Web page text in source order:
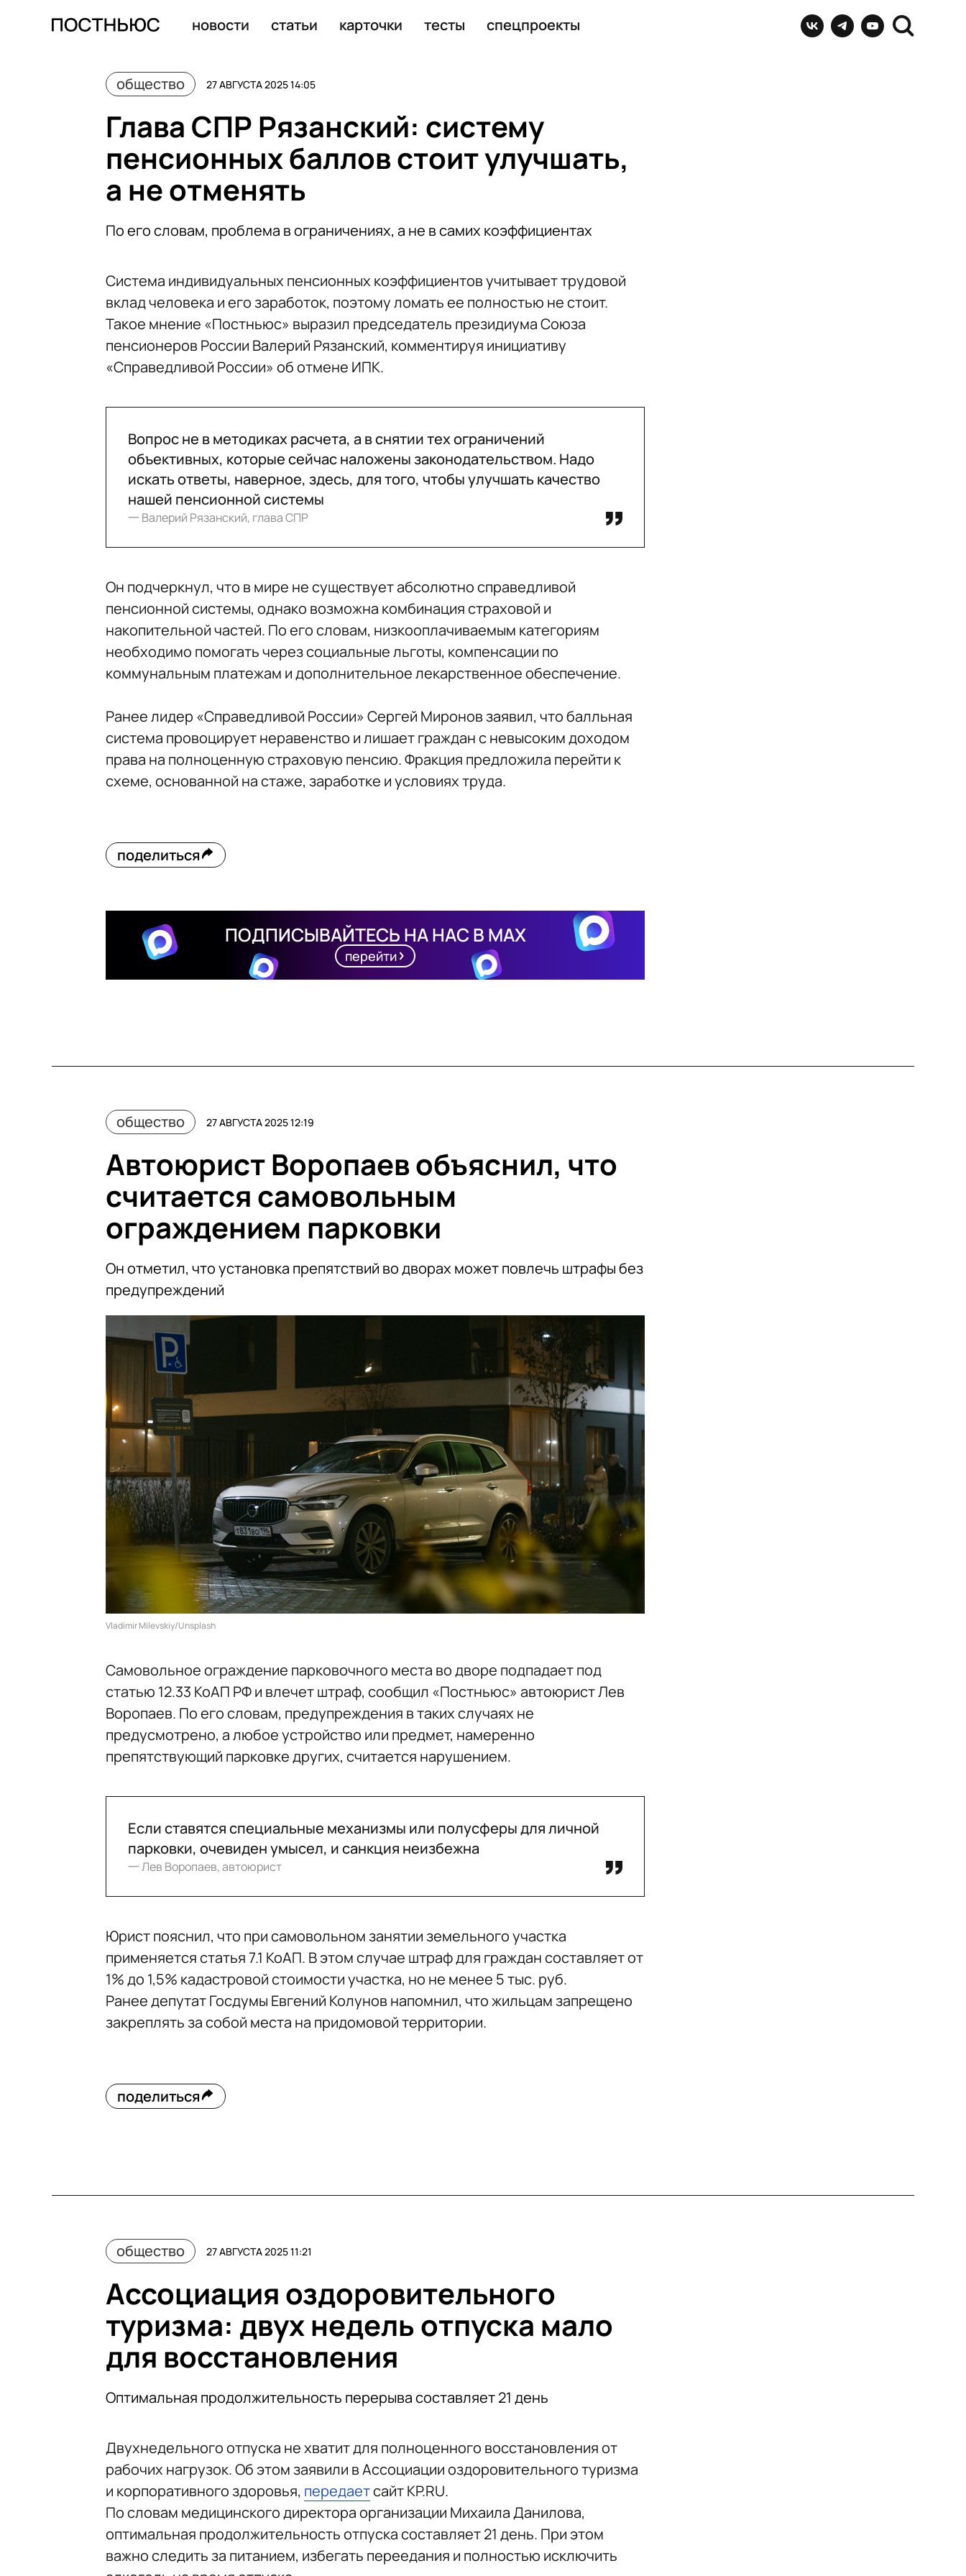
новости статьи карточки тесты спецпроекты
общество 27 АВГУСТА 2025 14:05
Глава СПР Рязанский: систему
пенсионных баллов стоит улучшать,
а не отменять
По его словам, проблема в ограничениях, а не в самих коэффициентах
Система индивидуальных пенсионных коэффициентов учитывает трудовой
вклад человека и его заработок, поэтому ломать ее полностью не стоит.
Такое мнение «Постньюс» выразил председатель президиума Союза
пенсионеров России Валерий Рязанский, комментируя инициативу
«Справедливой России» об отмене ИПК.
Вопрос не в методиках расчета, а в снятии тех ограничений
объективных, которые сейчас наложены законодательством. Надо
искать ответы, наверное, здесь, для того, чтобы улучшать качество
нашей пенсионной системы
一 Валерий Рязанский, глава СПР
Он подчеркнул, что в мире не существует абсолютно справедливой
пенсионной системы, однако возможна комбинация страховой и
накопительной частей. По его словам, низкооплачиваемым категориям
необходимо помогать через социальные льготы, компенсации по
коммунальным платежам и дополнительное лекарственное обеспечение.
Ранее лидер «Справедливой России» Сергей Миронов заявил, что балльная
система провоцирует неравенство и лишает граждан с невысоким доходом
права на полноценную страховую пенсию. Фракция предложила перейти к
схеме, основанной на стаже, заработке и условиях труда.
поделиться
ПОДПИСЫВАЙТЕСЬ НА НАС В MAX
перейти
общество 27 АВГУСТА 2025 12:19
Автоюрист Воропаев объяснил, что
считается самовольным
ограждением парковки
Он отметил, что установка препятствий во дворах может повлечь штрафы без
предупреждений
Vladimir Milevskiy/Unsplash
Самовольное ограждение парковочного места во дворе подпадает под
статью 12.33 КоАП РФ и влечет штраф, сообщил «Постньюс» автоюрист Лев
Воропаев. По его словам, предупреждения в таких случаях не
предусмотрено, а любое устройство или предмет, намеренно
препятствующий парковке других, считается нарушением.
Если ставятся специальные механизмы или полусферы для личной
парковки, очевиден умысел, и санкция неизбежна
一 Лев Воропаев, автоюрист
Юрист пояснил, что при самовольном занятии земельного участка
применяется статья 7.1 КоАП. В этом случае штраф для граждан составляет от
1% до 1,5% кадастровой стоимости участка, но не менее 5 тыс. руб.
Ранее депутат Госдумы Евгений Колунов напомнил, что жильцам запрещено
закреплять за собой места на придомовой территории.
поделиться
общество 27 АВГУСТА 2025 11:21
Ассоциация оздоровительного
туризма: двух недель отпуска мало
для восстановления
Оптимальная продолжительность перерыва составляет 21 день
Двухнедельного отпуска не хватит для полноценного восстановления от
рабочих нагрузок. Об этом заявили в Ассоциации оздоровительного туризма
и корпоративного здоровья, передаетсайт KP.RU.
По словам медицинского директора организации Михаила Данилова,
оптимальная продолжительность отпуска составляет 21 день. При этом
важно следить за питанием, избегать переедания и полностью исключить